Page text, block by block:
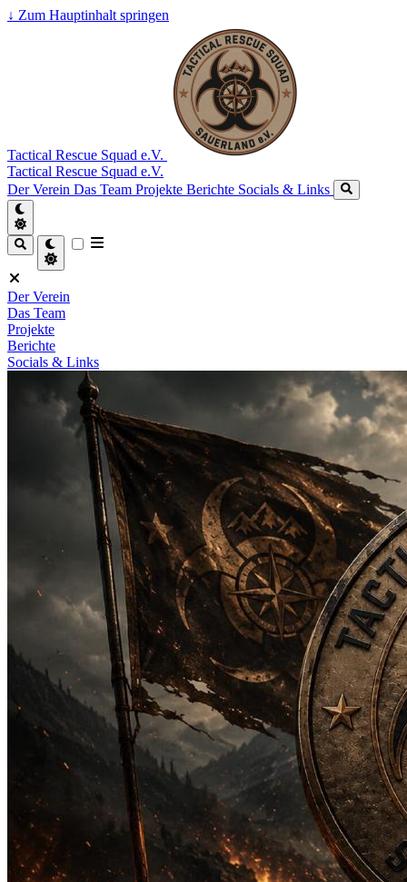
↓ Zum Hauptinhalt springen
Tactical Rescue Squad e.V.
Tactical Rescue Squad e.V.
Der Verein Das Team Projekte Berichte Socials & Links
Der Verein
Das Team
Projekte
Berichte
Socials & Links